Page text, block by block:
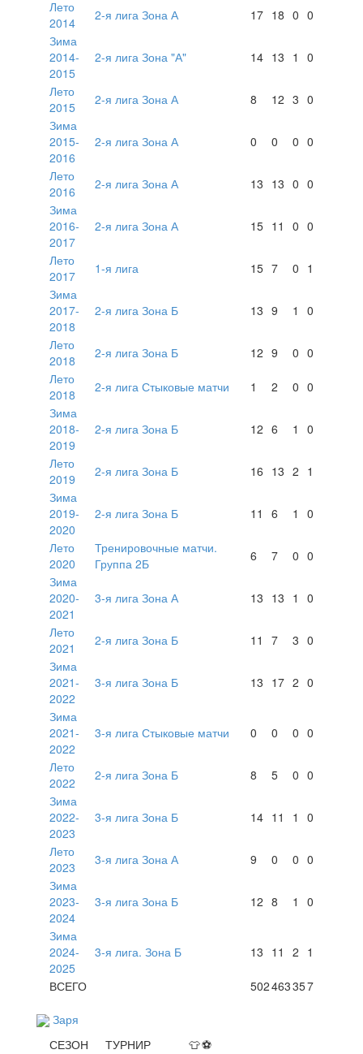
Лето
2014
2-я лига Зона А 17 18 0 0
Зима
2014-
2015
2-я лига Зона "А" 14 13 1 0
Лето
2015
2-я лига Зона А 8 12 3 0
Зима
2015-
2016
2-я лига Зона А 0 0 0 0
Лето
2016
2-я лига Зона А 13 13 0 0
Зима
2016-
2017
2-я лига Зона А 15 11 0 0
Лето
2017
1-я лига 15 7 0 1
Зима
2017-
2018
2-я лига Зона Б 13 9 1 0
Лето
2018
2-я лига Зона Б 12 9 0 0
Лето
2018
2-я лига Стыковые матчи 1 2 0 0
Зима
2018-
2019
2-я лига Зона Б 12 6 1 0
Лето
2019
2-я лига Зона Б 16 13 2 1
Зима
2019-
2020
2-я лига Зона Б 11 6 1 0
Лето
2020
Тренировочные матчи.
Группа 2Б
6 7 0 0
Зима
2020-
2021
3-я лига Зона А 13 13 1 0
Лето
2021
2-я лига Зона Б 11 7 3 0
Зима
2021-
2022
3-я лига Зона Б 13 17 2 0
Зима
2021-
2022
3-я лига Стыковые матчи 0 0 0 0
Лето
2022
2-я лига Зона Б 8 5 0 0
Зима
2022-
2023
3-я лига Зона Б 14 11 1 0
Лето
2023
3-я лига Зона А 9 0 0 0
Зима
2023-
2024
3-я лига Зона Б 12 8 1 0
Зима
2024-
2025
3-я лига. Зона Б 13 11 2 1
ВСЕГО 502463357
Заря
СЕЗОН
ТУРНИР 👕⚽